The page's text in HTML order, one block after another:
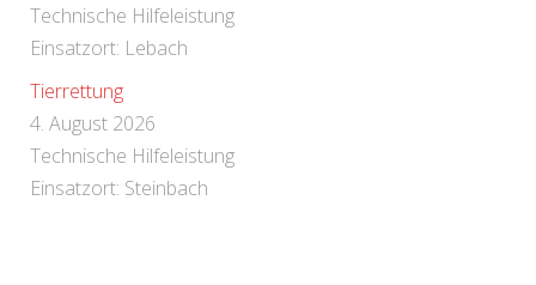
Technische Hilfeleistung
Einsatzort: Lebach
Tierrettung
4. August 2026
Technische Hilfeleistung
Einsatzort: Steinbach